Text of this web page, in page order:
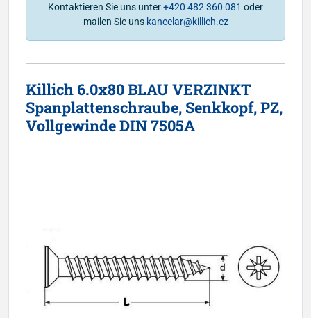
Kontaktieren Sie uns unter+420 482 360 081 oder
mailen Sie uns kancelar@killich.cz
Killich 6.0x80 BLAU VERZINKT
Spanplattenschraube, Senkkopf, PZ,
Vollgewinde DIN 7505A